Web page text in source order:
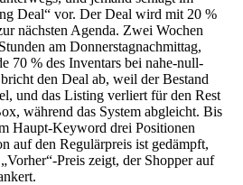
Deal“ vor. Der Deal wird mit 20 %
nächsten Agenda. Zwei Wochen
am Donnerstagnachmittag,
70 % des Inventars bei nahe-null-
den Deal ab, weil der Bestand
und das Listing verliert für den Rest
während das System abgleicht. Bis
Haupt-Keyword drei Positionen
auf den Regulärpreis ist gedämpft,
Preis zeigt, der Shopper auf